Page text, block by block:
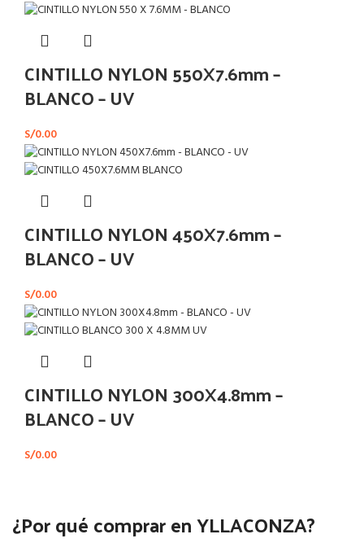
CINTILLO NYLON 550X7.6mm –
BLANCO – UV
S/0.00
CINTILLO NYLON 450X7.6mm –
BLANCO – UV
S/0.00
CINTILLO NYLON 300X4.8mm –
BLANCO – UV
S/0.00
¿Por qué comprar en YLLACONZA?